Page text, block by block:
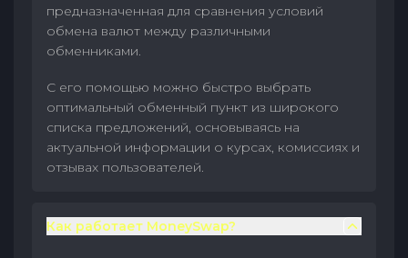
предназначенная для сравнения условий
обмена валют между различными
обменниками.
С его помощью можно быстро выбрать
оптимальный обменный пункт из широкого
списка предложений, основываясь на
актуальной информации о курсах, комиссиях и
отзывах пользователей.
Как работает MoneySwap?